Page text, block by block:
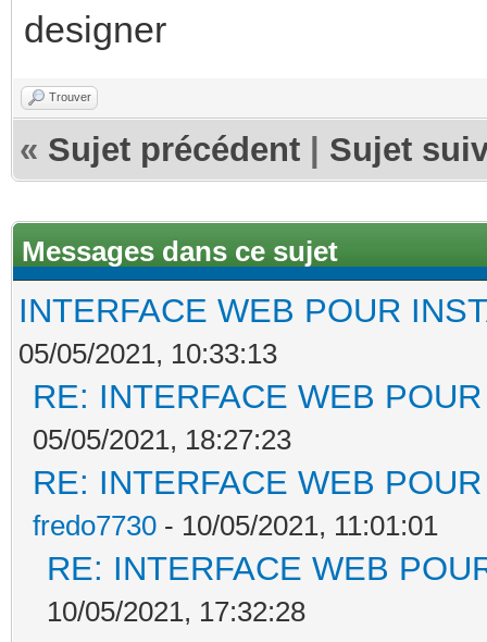
designer
Trouver
« Sujet précédent Sujet
Messages dans ce sujet
INTERFACE WEB POUR
05/05/2021, 10:33:13
RE: INTERFACE WEB
05/05/2021, 18:27:23
RE: INTERFACE WEB
fredo7730 - 10/05/2021, 11:01:01
RE: INTERFACE WEB
10/05/2021, 17:32:28